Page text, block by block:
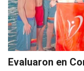
Evaluaron en